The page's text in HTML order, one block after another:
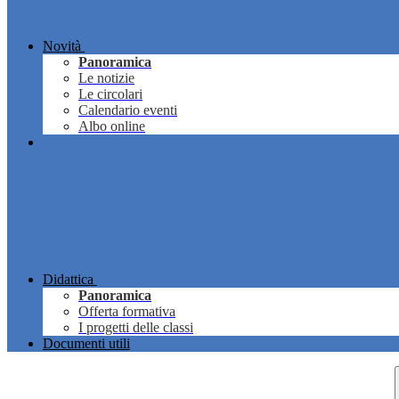
Novità
Panoramica
Le notizie
Le circolari
Calendario eventi
Albo online
Didattica
Panoramica
Offerta formativa
I progetti delle classi
Documenti utili